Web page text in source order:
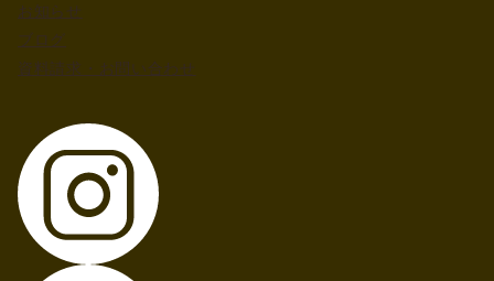
ブログ
お知らせ
資料請求・お問い合わせ